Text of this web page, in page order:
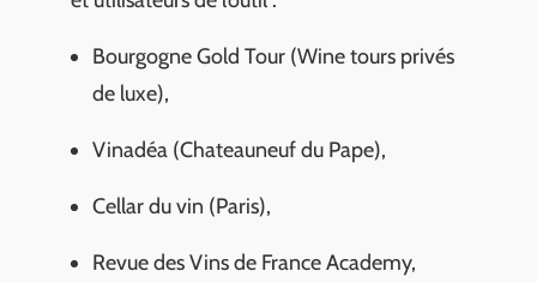
Bourgogne Gold Tour (Wine tours privés
de luxe),
Vinadéa (Chateauneuf du Pape),
Cellar du vin (Paris),
Revue des Vins de France Academy,